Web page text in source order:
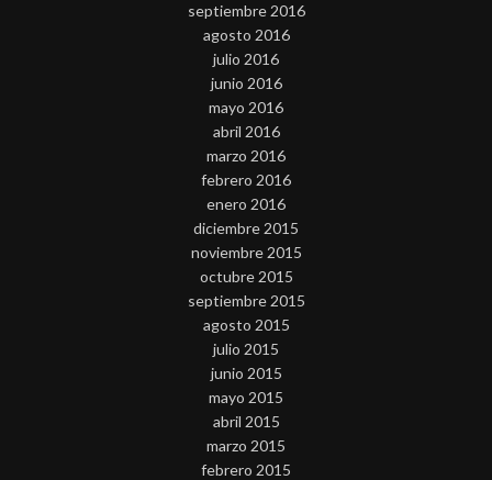
septiembre 2016
agosto 2016
julio 2016
junio 2016
mayo 2016
abril 2016
marzo 2016
febrero 2016
enero 2016
diciembre 2015
noviembre 2015
octubre 2015
septiembre 2015
agosto 2015
julio 2015
junio 2015
mayo 2015
abril 2015
marzo 2015
febrero 2015